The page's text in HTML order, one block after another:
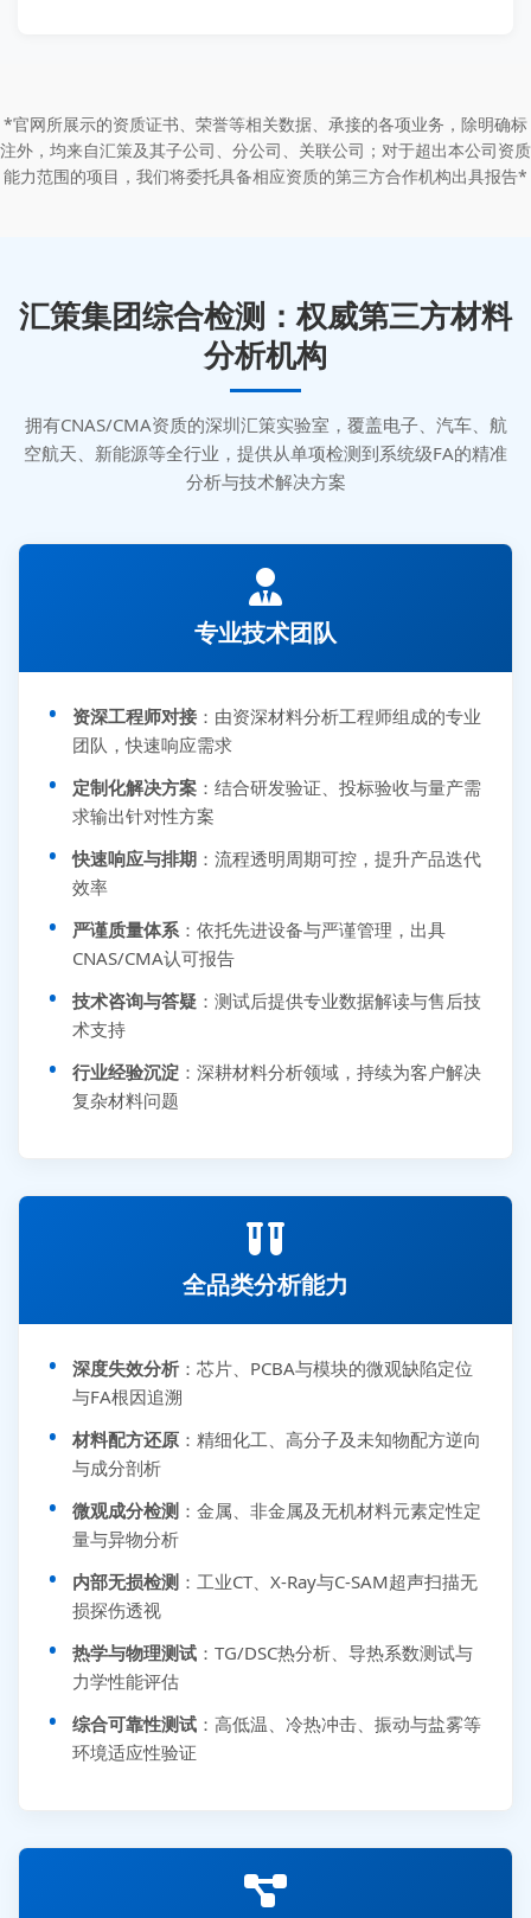
*官网所展示的资质证书、荣誉等相关数据、承接的各项业务，除明确标
注外，均来自汇策及其子公司、分公司、关联公司；对于超出本公司资质
能力范围的项目，我们将委托具备相应资质的第三方合作机构出具报告*
汇策集团综合检测：权威第三方材料
分析机构
拥有CNAS/CMA资质的深圳汇策实验室，覆盖电子、汽车、航
空航天、新能源等全行业，提供从单项检测到系统级FA的精准
分析与技术解决方案
专业技术团队
资深工程师对接 ：由资深材料分析工程师组成的专业
团队，快速响应需求
定制化解决方案 ：结合研发验证、投标验收与量产需
求输出针对性方案
快速响应与排期 ：流程透明周期可控，提升产品迭代
效率
严谨质量体系 ：依托先进设备与严谨管理，出具
CNAS/CMA认可报告
技术咨询与答疑 ：测试后提供专业数据解读与售后技
术支持
行业经验沉淀 ：深耕材料分析领域，持续为客户解决
复杂材料问题
全品类分析能力
深度失效分析 ：芯片、PCBA与模块的微观缺陷定位
与FA根因追溯
材料配方还原 ：精细化工、高分子及未知物配方逆向
与成分剖析
微观成分检测 ：金属、非金属及无机材料元素定性定
量与异物分析
内部无损检测 ：工业CT、X-Ray与C-SAM超声扫描无
损探伤透视
热学与物理测试 ：TG/DSC热分析、导热系数测试与
力学性能评估
综合可靠性测试 ：高低温、冷热冲击、振动与盐雾等
环境适应性验证